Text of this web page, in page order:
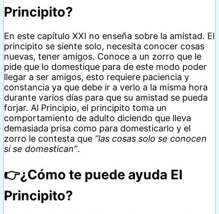
Principito?
En este capítulo XXI no enseña sobre la amistad. El
principito se siente solo, necesita conocer cosas
nuevas, tener amigos. Conoce a un zorro que le
pide que lo domestique para de este modo poder
llegar a ser amigos, esto requiere paciencia y
constancia ya que debe ir a verlo a la misma hora
durante varios días para que su amistad se pueda
forjar. Al Principio, el principito toma un
comportamiento de adulto diciendo que lleva
demasiada prisa como para domesticarlo y el
zorro le contesta que “las cosas solo se conocen
si se domestican”.
👉¿Cómo te puede ayuda El
Principito?